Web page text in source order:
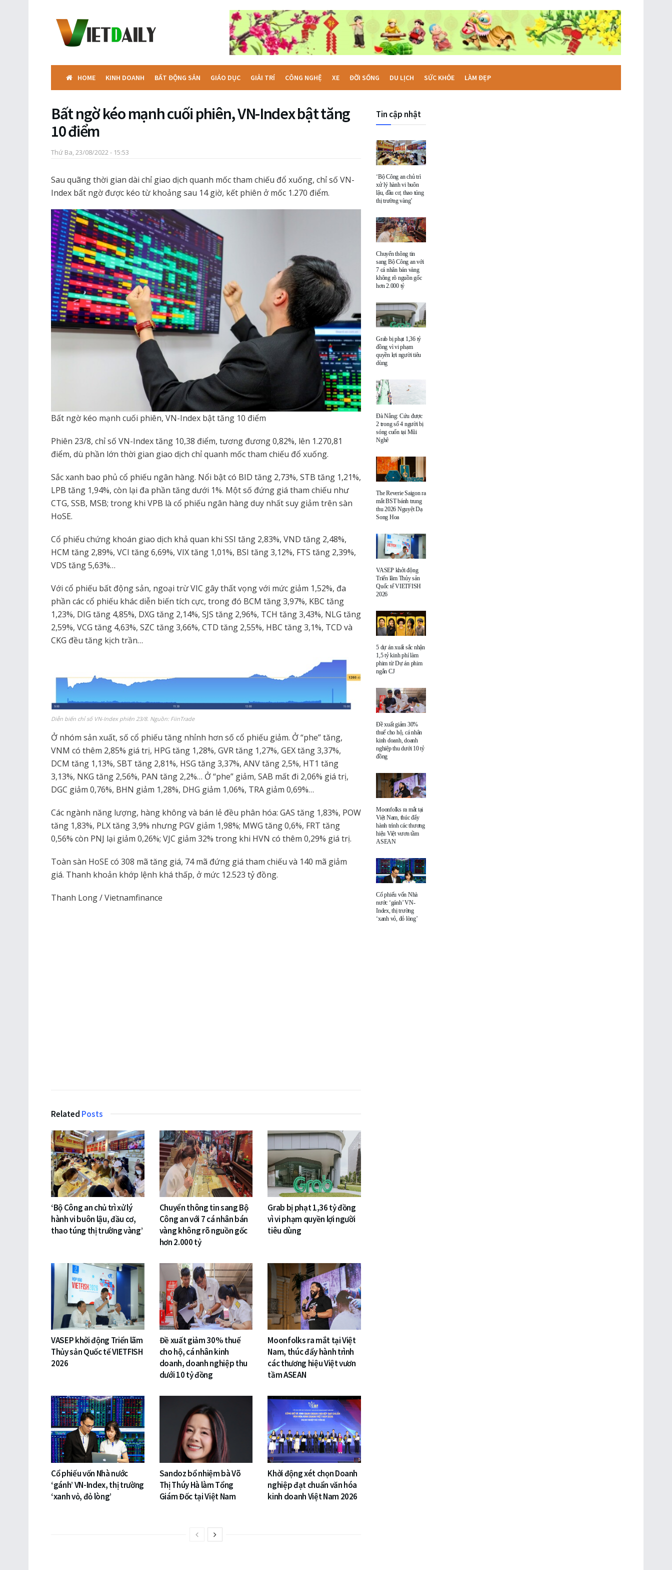
HOME KINH DOANH BẤT ĐỘNG SẢN GIÁO DỤC GIẢI TRÍ CÔNG NGHỆ XE ĐỜI SỐNG DU LỊCH SỨC KHỎE LÀM ĐẸP
Bất ngờ kéo mạnh cuối phiên, VN-Index bật tăng
10 điểm
Thứ Ba, 23/08/2022 - 15:53
Sau quãng thời gian dài chỉ giao dịch quanh mốc tham chiếu đổ xuống, chỉ số VN-
Index bất ngờ được kéo từ khoảng sau 14 giờ, kết phiên ở mốc 1.270 điểm.
Bất ngờ kéo mạnh cuối phiên, VN-Index bật tăng 10 điểm
Phiên 23/8, chỉ số VN-Index tăng 10,38 điểm, tương đương 0,82%, lên 1.270,81
điểm, dù phần lớn thời gian giao dịch chỉ quanh mốc tham chiếu đổ xuống.
Sắc xanh bao phủ cổ phiếu ngân hàng. Nổi bật có BID tăng 2,73%, STB tăng 1,21%,
LPB tăng 1,94%, còn lại đa phần tăng dưới 1%. Một số đứng giá tham chiếu như
CTG, SSB, MSB; trong khi VPB là cổ phiếu ngân hàng duy nhất suy giảm trên sàn
HoSE.
Cổ phiếu chứng khoán giao dịch khả quan khi SSI tăng 2,83%, VND tăng 2,48%,
HCM tăng 2,89%, VCI tăng 6,69%, VIX tăng 1,01%, BSI tăng 3,12%, FTS tăng 2,39%,
VDS tăng 5,63%…
Với cổ phiếu bất động sản, ngoại trừ VIC gây thất vọng với mức giảm 1,52%, đa
phần các cổ phiếu khác diễn biến tích cực, trong đó BCM tăng 3,97%, KBC tăng
1,23%, DIG tăng 4,85%, DXG tăng 2,14%, SJS tăng 2,96%, TCH tăng 3,43%, NLG tăng
2,59%, VCG tăng 4,63%, SZC tăng 3,66%, CTD tăng 2,55%, HBC tăng 3,1%, TCD và
CKG đều tăng kịch trần…
Diễn biến chỉ số VN-Index phiên 23/8. Nguồn: FiinTrade
Ở nhóm sản xuất, số cổ phiếu tăng nhỉnh hơn số cổ phiếu giảm. Ở “phe” tăng,
VNM có thêm 2,85% giá trị, HPG tăng 1,28%, GVR tăng 1,27%, GEX tăng 3,37%,
DCM tăng 1,13%, SBT tăng 2,81%, HSG tăng 3,37%, ANV tăng 2,5%, HT1 tăng
3,13%, NKG tăng 2,56%, PAN tăng 2,2%… Ở “phe” giảm, SAB mất đi 2,06% giá trị,
DGC giảm 0,76%, BHN giảm 1,28%, DHG giảm 1,06%, TRA giảm 0,69%…
Các ngành năng lượng, hàng không và bán lẻ đều phân hóa: GAS tăng 1,83%, POW
tăng 1,83%, PLX tăng 3,9% nhưng PGV giảm 1,98%; MWG tăng 0,6%, FRT tăng
0,56% còn PNJ lại giảm 0,26%; VJC giảm 32% trong khi HVN có thêm 0,29% giá trị.
Toàn sàn HoSE có 308 mã tăng giá, 74 mã đứng giá tham chiếu và 140 mã giảm
giá. Thanh khoản khớp lệnh khá thấp, ở mức 12.523 tỷ đồng.
Thanh Long / Vietnamfinance
Related Posts
‘Bộ Công an chủ trì xử lý
hành vi buôn lậu, đầu cơ,
thao túng thị trường vàng’
Chuyển thông tin sang Bộ
Công an với 7 cá nhân bán
vàng không rõ nguồn gốc
hơn 2.000 tỷ
Grab bị phạt 1,36 tỷ đồng
vì vi phạm quyền lợi người
tiêu dùng
VASEP khởi động Triển lãm
Thủy sản Quốc tế VIETFISH
2026
Đề xuất giảm 30% thuế
cho hộ, cá nhân kinh
doanh, doanh nghiệp thu
dưới 10 tỷ đồng
Moonfolks ra mắt tại Việt
Nam, thúc đẩy hành trình
các thương hiệu Việt vươn
tầm ASEAN
Cổ phiếu vốn Nhà nước
‘gánh’ VN-Index, thị trường
‘xanh vỏ, đỏ lòng’
Sandoz bổ nhiệm bà Võ
Thị Thúy Hà làm Tổng
Giám Đốc tại Việt Nam
Khởi động xét chọn Doanh
nghiệp đạt chuẩn văn hóa
kinh doanh Việt Nam 2026
Tin cập nhật
‘Bộ Công an chủ trì
xử lý hành vi buôn
lậu, đầu cơ, thao túng
thị trường vàng’
Chuyển thông tin
sang Bộ Công an với
7 cá nhân bán vàng
không rõ nguồn gốc
hơn 2.000 tỷ
Grab bị phạt 1,36 tỷ
đồng vì vi phạm
quyền lợi người tiêu
dùng
Đà Nẵng: Cứu được
2 trong số 4 người bị
sóng cuốn tại Mũi
Nghê
The Reverie Saigon ra
mắt BST bánh trung
thu 2026 Nguyệt Dạ
Song Hoa
VASEP khởi động
Triển lãm Thủy sản
Quốc tế VIETFISH
2026
5 dự án xuất sắc nhận
1,5 tỷ kinh phí làm
phim từ Dự án phim
ngắn CJ
Đề xuất giảm 30%
thuế cho hộ, cá nhân
kinh doanh, doanh
nghiệp thu dưới 10 tỷ
đồng
Moonfolks ra mắt tại
Việt Nam, thúc đẩy
hành trình các thương
hiệu Việt vươn tầm
ASEAN
Cổ phiếu vốn Nhà
nước ‘gánh’ VN-
Index, thị trường
‘xanh vỏ, đỏ lòng’